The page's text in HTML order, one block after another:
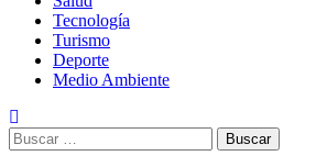
Tecnología
Turismo
Deporte
Medio Ambiente
Buscar: